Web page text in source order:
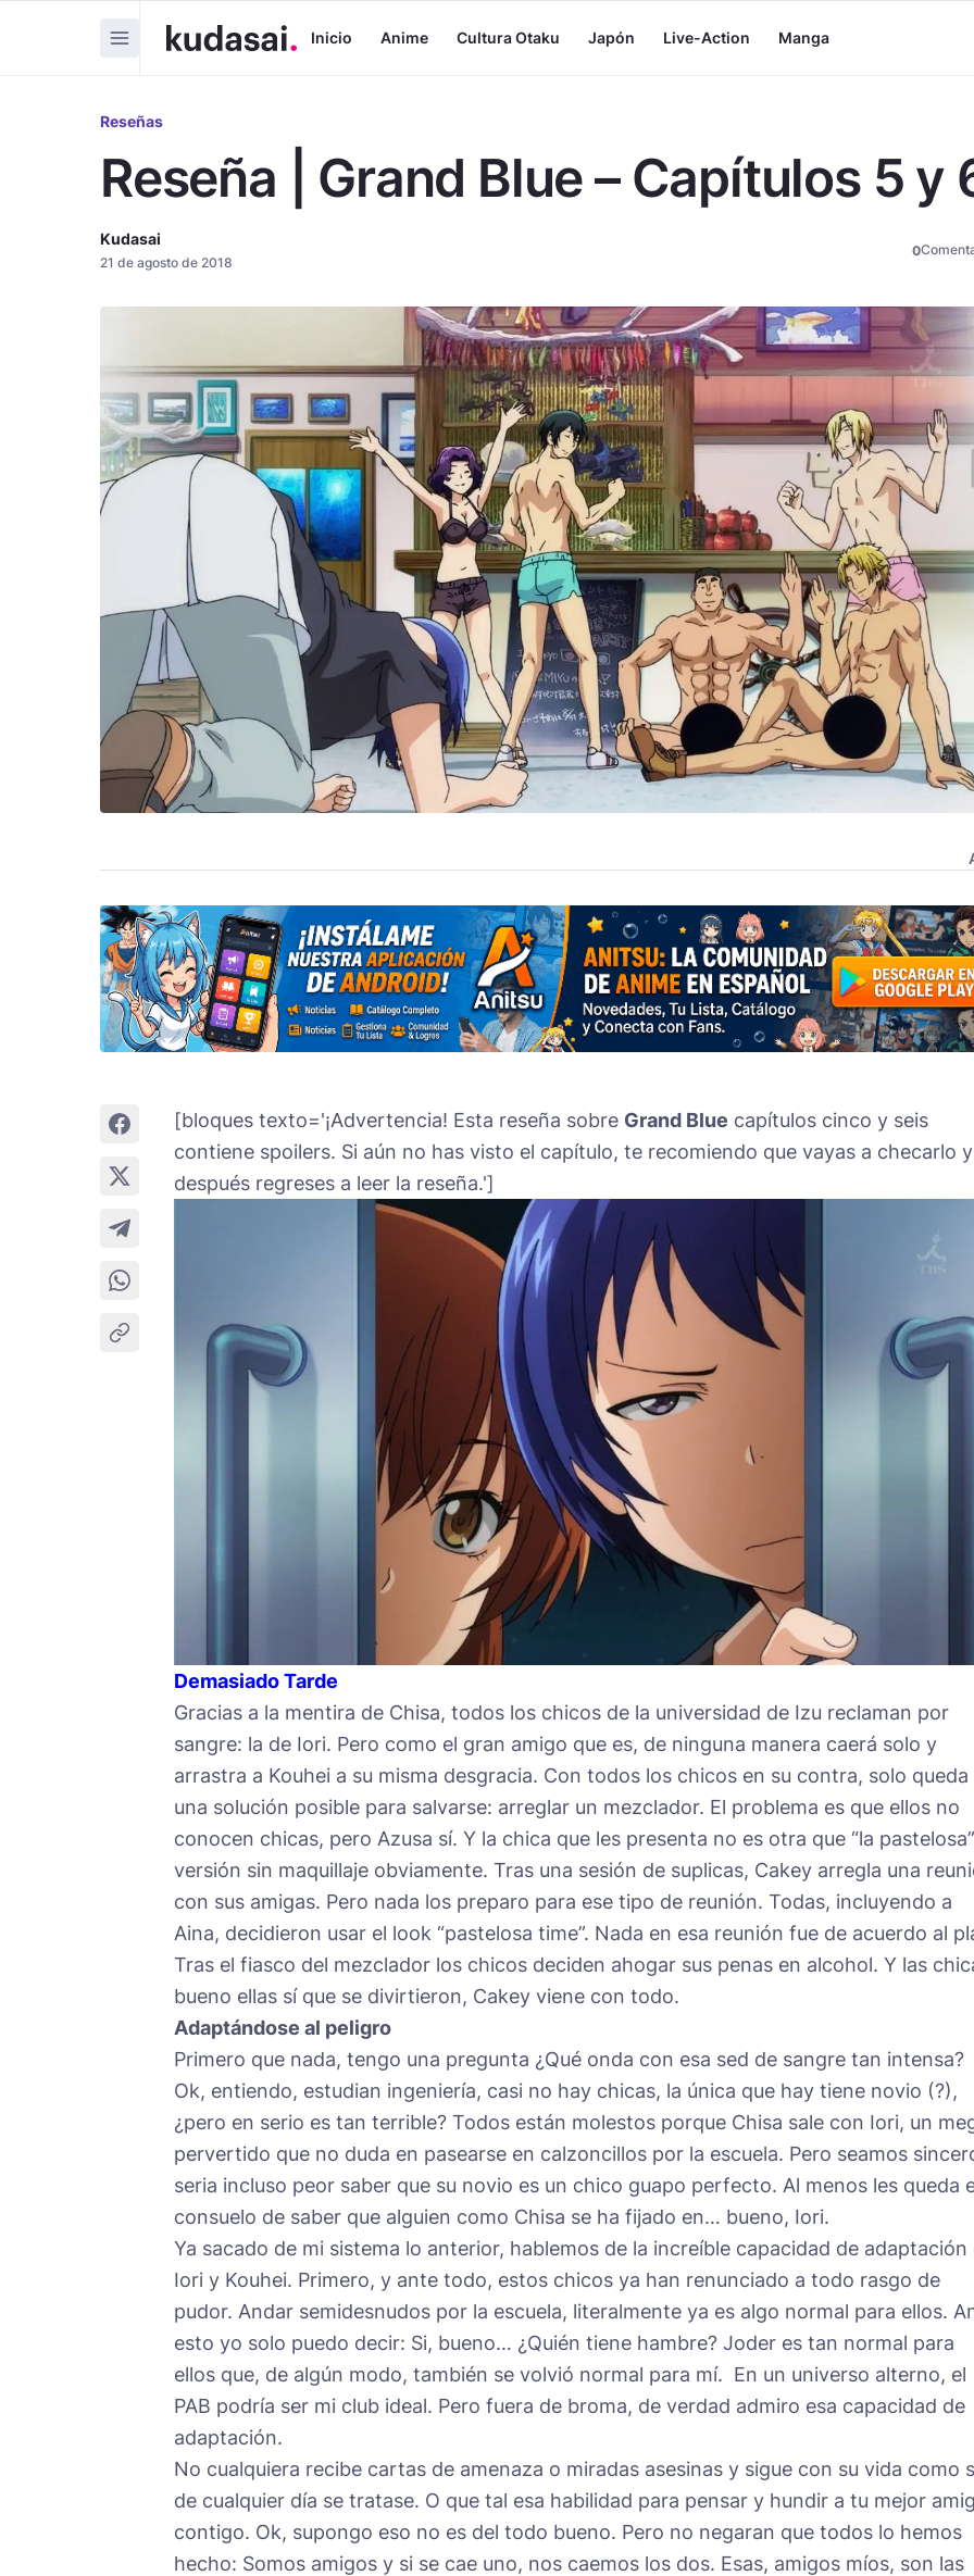
Inicio Anime Cultura Otaku Japón Live-Action Manga
Reseñas
Reseña | Grand Blue – Capítulos 5 y
Kudasai
21 de agosto de 2018
0
[bloques texto='¡Advertencia! Esta reseña sobre Grand Blue capítulos cinco y seis
contiene spoilers. Si aún no has visto el capítulo, te recomiendo que vayas a checarlo y
después regreses a leer la reseña.']
Demasiado Tarde
Gracias a la mentira de Chisa, todos los chicos de la universidad de Izu reclaman por
sangre: la de Iori. Pero como el gran amigo que es, de ninguna manera caerá solo y
arrastra a Kouhei a su misma desgracia. Con todos los chicos en su contra, solo queda
una solución posible para salvarse: arreglar un mezclador. El problema es que ellos no
conocen chicas, pero Azusa sí. Y la chica que les presenta no es otra que “la
versión sin maquillaje obviamente. Tras una sesión de suplicas, Cakey arregla una
con sus amigas. Pero nada los preparo para ese tipo de reunión. Todas, incluyendo a
Aina, decidieron usar el look “pastelosa time”. Nada en esa reunión fue de acuerdo al
Tras el fiasco del mezclador los chicos deciden ahogar sus penas en alcohol. Y las
bueno ellas sí que se divirtieron, Cakey viene con todo.
Adaptándose al peligro
Primero que nada, tengo una pregunta ¿Qué onda con esa sed de sangre tan intensa?
Ok, entiendo, estudian ingeniería, casi no hay chicas, la única que hay tiene novio (?),
¿pero en serio es tan terrible? Todos están molestos porque Chisa sale con Iori, un
pervertido que no duda en pasearse en calzoncillos por la escuela. Pero seamos
seria incluso peor saber que su novio es un chico guapo perfecto. Al menos les queda
consuelo de saber que alguien como Chisa se ha fijado en… bueno, Iori.
Ya sacado de mi sistema lo anterior, hablemos de la increíble capacidad de adaptación
Iori y Kouhei. Primero, y ante todo, estos chicos ya han renunciado a todo rasgo de
pudor. Andar semidesnudos por la escuela, literalmente ya es algo normal para ellos.
esto yo solo puedo decir: Si, bueno… ¿Quién tiene hambre? Joder es tan normal para
ellos que, de algún modo, también se volvió normal para mí. En un universo alterno, el
PAB podría ser mi club ideal. Pero fuera de broma, de verdad admiro esa capacidad de
adaptación.
No cualquiera recibe cartas de amenaza o miradas asesinas y sigue con su vida como
de cualquier día se tratase. O que tal esa habilidad para pensar y hundir a tu mejor
contigo. Ok, supongo eso no es del todo bueno. Pero no negaran que todos lo hemos
hecho: Somos amigos y si se cae uno, nos caemos los dos. Esas, amigos míos, son las